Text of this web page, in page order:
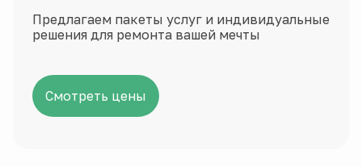
Предлагаем пакеты услуг и индивидуальные
решения для ремонта вашей мечты
Смотреть цены